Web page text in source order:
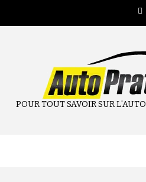
contenu
POUR TOUT SAVOIR SUR